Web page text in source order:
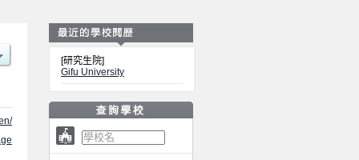
[研究生院]
Gifu University